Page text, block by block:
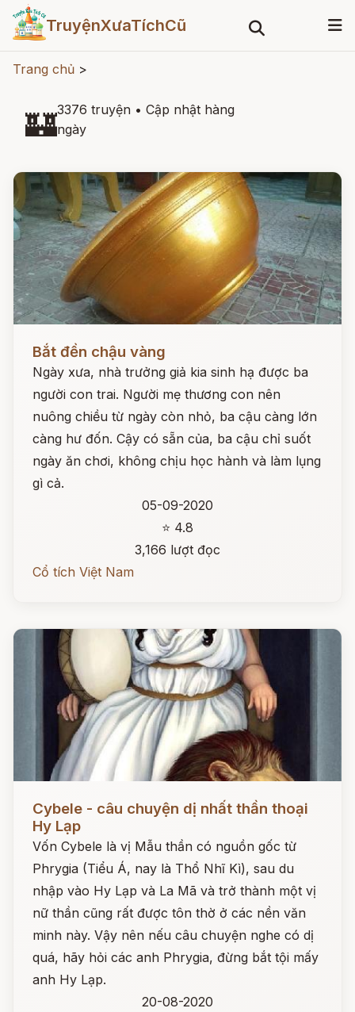
TruyệnXưaTíchCũ
Trang chủ >
🏰3376 truyện • Cập nhật hàng
ngày
Đọc ngay
Bắt đền chậu vàng
Ngày xưa, nhà trưởng giả kia sinh hạ được ba
người con trai. Người mẹ thương con nên
nuông chiều từ ngày còn nhỏ, ba cậu càng lớn
càng hư đốn. Cậy có sẵn của, ba cậu chỉ suốt
ngày ăn chơi, không chịu học hành và làm lụng
gì cả.
05-09-2020
⭐ 4.8
3,166 lượt đọc
Cổ tích Việt Nam
Cybele - câu chuyện dị nhất thần thoại
Hy Lạp
Vốn Cybele là vị Mẫu thần có nguồn gốc từ
Phrygia (Tiểu Á, nay là Thổ Nhĩ Kì), sau du
nhập vào Hy Lạp và La Mã và trở thành một vị
nữ thần cũng rất được tôn thờ ở các nền văn
minh này. Vậy nên nếu câu chuyện nghe có dị
quá, hãy hỏi các anh Phrygia, đừng bắt tội mấy
anh Hy Lạp.
20-08-2020